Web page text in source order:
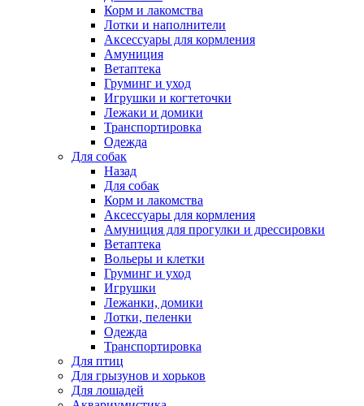
Корм и лакомства
Лотки и наполнители
Аксессуары для кормления
Амуниция
Ветаптека
Груминг и уход
Игрушки и когтеточки
Лежаки и домики
Транспортировка
Одежда
Для собак
Назад
Для собак
Корм и лакомства
Аксессуары для кормления
Амуниция для прогулки и дрессировки
Ветаптека
Вольеры и клетки
Груминг и уход
Игрушки
Лежанки, домики
Лотки, пеленки
Одежда
Транспортировка
Для птиц
Для грызунов и хорьков
Для лошадей